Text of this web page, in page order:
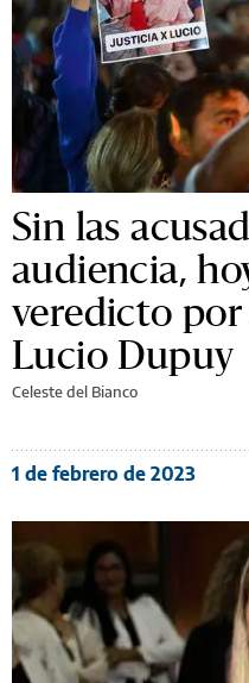
Sin las
audiencia,
veredicto
Lucio Dupuy
Celeste del Bianco
1 de febrero de 2023